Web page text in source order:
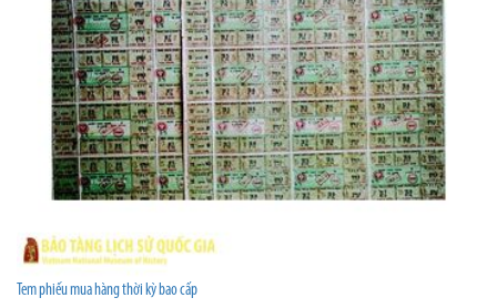
Tem phiếu mua hàng thời kỳ bao cấp